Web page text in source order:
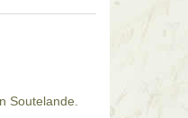
Soutelande.